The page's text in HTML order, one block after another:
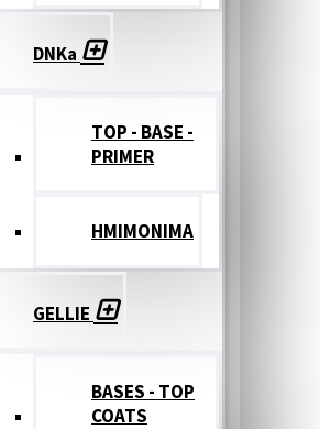
DNKa
TOP - BASE -
PRIMER
ΗΜΙΜΟΝΙΜΑ
GELLIE
BASES - TOP
COATS